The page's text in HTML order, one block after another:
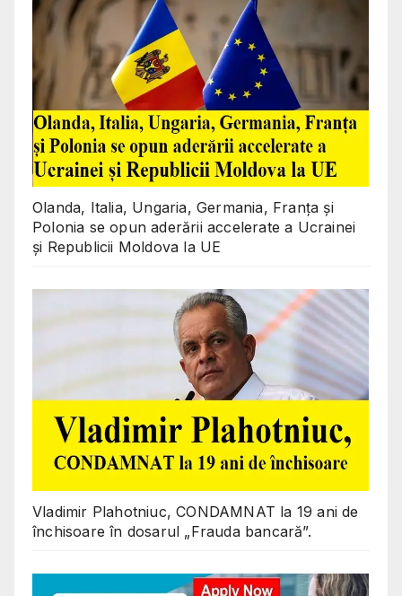
Olanda, Italia, Ungaria, Germania, Franța și
Polonia se opun aderării accelerate a Ucrainei
și Republicii Moldova la UE
Vladimir Plahotniuc, CONDAMNAT la 19 ani de
închisoare în dosarul „Frauda bancară”.